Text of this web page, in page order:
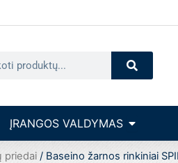
Search
ĮRANGOS VALDYMAS Open
priedai / Baseino žarnos rinkiniai